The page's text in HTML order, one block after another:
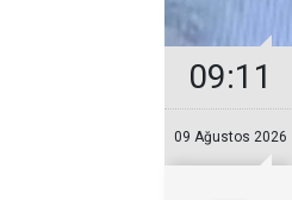
09:11
09 Ağustos 2026